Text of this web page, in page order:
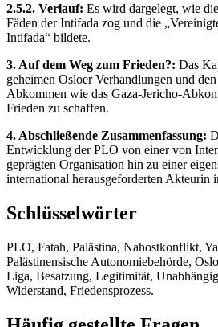
2.5.2. Verlauf: Es wird dargelegt, wie
Fäden der Intifada zog und die
Intifada“ bildete.
3. Auf dem Weg zum Frieden?: Das
geheimen Osloer Verhandlungen und
Abkommen wie das Gaza-Jericho-
Frieden zu schaffen.
4. Abschließende Zusammenfassung:
Entwicklung der PLO von einer von
geprägten Organisation hin zu einer
international herausgeforderten Akteurin
Schlüsselwörter
PLO, Fatah, Palästina, Nahostkonflikt,
Palästinensische Autonomiebehörde,
Liga, Besatzung, Legitimität,
Widerstand, Friedensprozess.